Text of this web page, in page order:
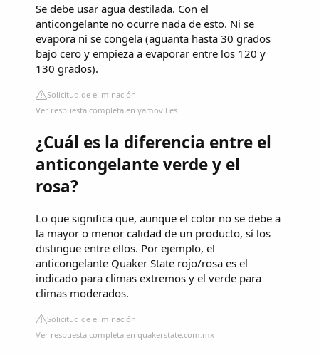
Se debe usar agua destilada. Con el
anticongelante no ocurre nada de esto. Ni se
evapora ni se congela (aguanta hasta 30 grados
bajo cero y empieza a evaporar entre los 120 y
130 grados).
Solicitud de eliminación
Ver respuesta completa en yamovil.es
¿Cuál es la diferencia entre el
anticongelante verde y el
rosa?
Lo que significa que, aunque el color no se debe a
la mayor o menor calidad de un producto, sí los
distingue entre ellos. Por ejemplo, el
anticongelante Quaker State rojo/rosa es el
indicado para climas extremos y el verde para
climas moderados.
Solicitud de eliminación
Ver respuesta completa en quakerstate.com.mx